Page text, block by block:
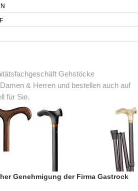
Gehstöcke
& Herren und bestellen auch auf
für Sie.
Genehmigung der Firma Gastrock